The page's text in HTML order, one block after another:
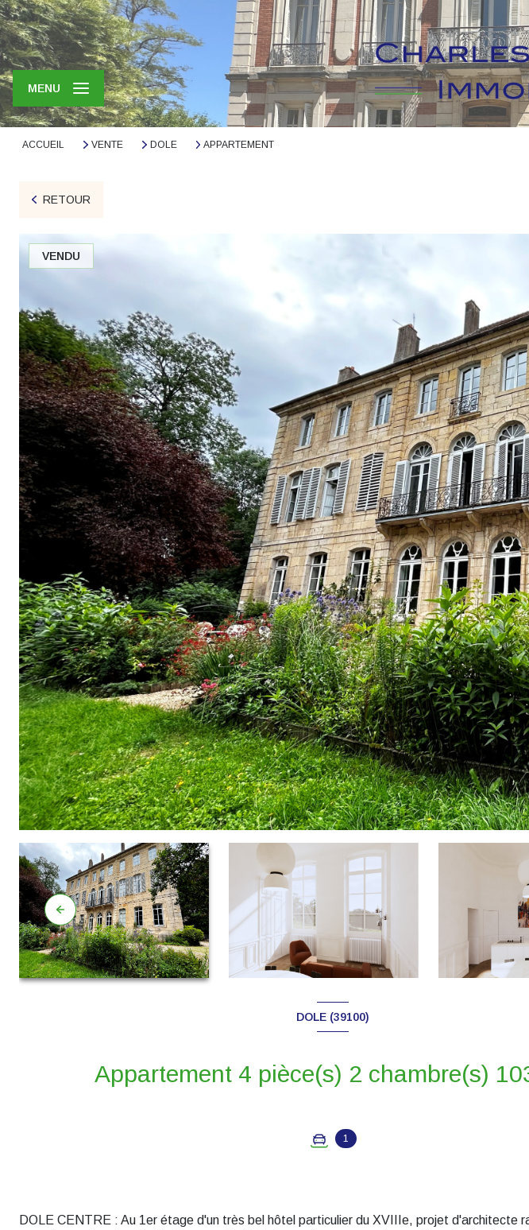
MENU
ACCUEIL VENTE DOLE APPARTEMENT
RETOUR
VENDU
DOLE (39100)
1
DOLE CENTRE : Au 1er étage d'un très bel hôtel particulier du XVIIIe, projet d'architecte